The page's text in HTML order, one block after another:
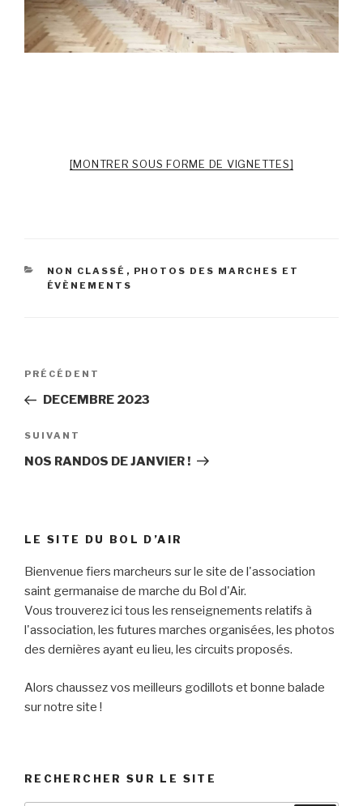
[MONTRER SOUS FORME DE VIGNETTES]
CATÉGORIES
NON CLASSÉ , PHOTOS DES MARCHES ET
ÉVÈNEMENTS
Navigation
l’article
Article
précédent
PRÉCÉDENT
DECEMBRE 2023
Article
suivant
SUIVANT
NOS RANDOS DE JANVIER !
LE SITE DU BOL D’AIR
Bienvenue fiers marcheurs sur le site de l'association
saint germanaise de marche du Bol d'Air.
Vous trouverez ici tous les renseignements relatifs à
l'association, les futures marches organisées, les photos
des dernières ayant eu lieu, les circuits proposés.
Alors chaussez vos meilleurs godillots et bonne balade
sur notre site !
RECHERCHER SUR LE SITE